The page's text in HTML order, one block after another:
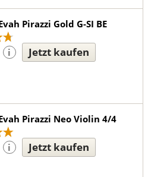
Pirazzi Gold G-SI BE
i Jetzt kaufen
Pirazzi Neo Violin 4/4
i Jetzt kaufen